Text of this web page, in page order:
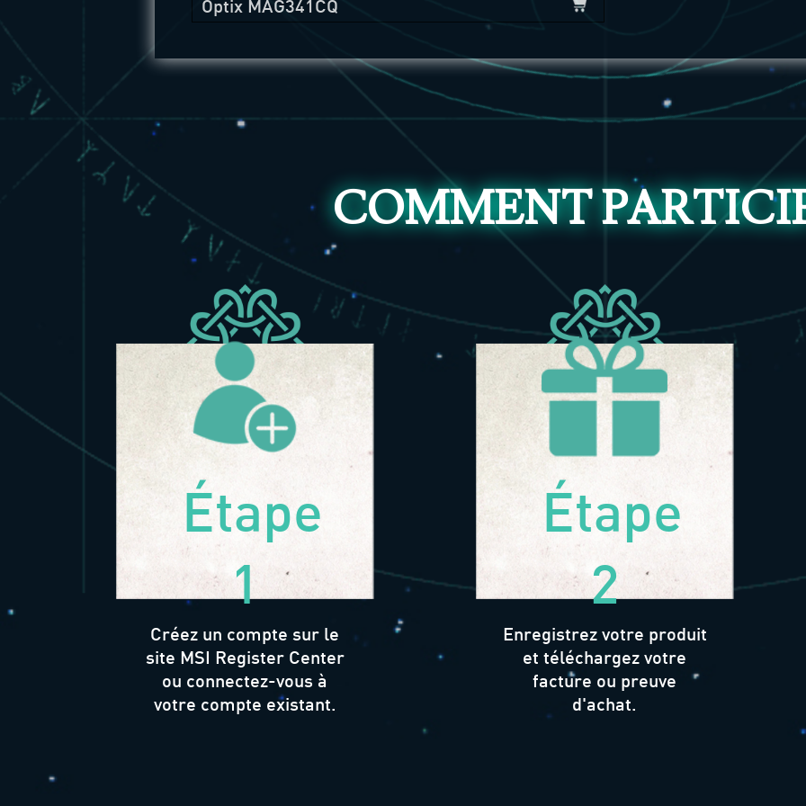
Optix MAG341CQ
COMMENT
Étape
1
Créez un compte sur le
site MSI Register Center
ou connectez-vous à
votre compte existant.
Étape
2
Enregistrez votre produit
et téléchargez votre
facture ou preuve
d'achat.